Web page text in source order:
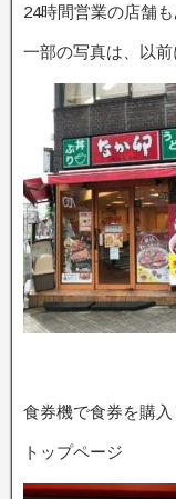
24時間営業の店舗も
一部の写真は、以前
食券機で食券を購入
トップページ